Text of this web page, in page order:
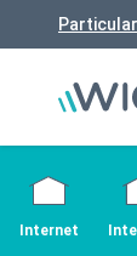
Internet